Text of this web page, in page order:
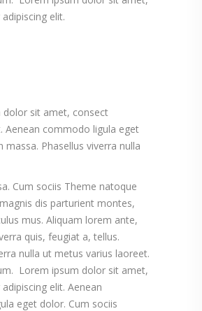
elit.
dolor sit amet, consect
Aenean commodo ligula eget
massa. Phasellus viverra nulla
Cum sociis Theme natoque
dis parturient montes,
mus. Aliquam lorem ante,
quis, feugiat a, tellus.
nulla ut metus varius laoreet.
Lorem ipsum dolor sit amet,
elit. Aenean
eget dolor. Cum sociis